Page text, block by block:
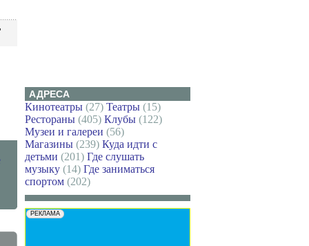
АДРЕСА
Кинотеатры(27) Театры(15)
Рестораны(405) Клубы(122)
Музеи и галереи (56)
Магазины(239) Куда идти с
детьми (201) Где слушать
музыку(14) Где заниматься
спортом(202)